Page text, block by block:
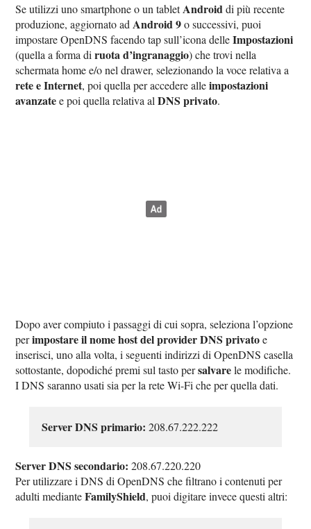
Se utilizzi uno smartphone o un tabletAndroiddi più recente
produzione, aggiornato adAndroid 9o successivi, puoi
impostare OpenDNS facendo tap sull’icona delleImpostazioni
(quella a forma diruota d’ingranaggio) che trovi nella
schermata home e/o nel drawer, selezionando la voce relativa a
rete e Internet, poi quella per accedere alleimpostazioni
avanzatee poi quella relativa alDNS privato.
Dopo aver compiuto i passaggi di cui sopra, seleziona l’opzione
perimpostare il nome host del provider DNS privatoe
inserisci, uno alla volta, i seguenti indirizzi di OpenDNS casella
sottostante, dopodiché premi sul tasto persalvarele modifiche.
I DNS saranno usati sia per la rete Wi-Fi che per quella dati.
Server DNS primario: 208.67.222.222
Server DNS secondario: 208.67.220.220
Per utilizzare i DNS di OpenDNS che filtrano i contenuti per
adulti medianteFamilyShield, puoi digitare invece questi altri: